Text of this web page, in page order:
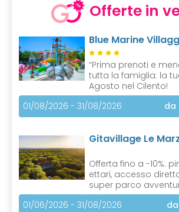
Offerte in
Blue Marine
“Prima prenoti e
tutta la famiglia: la
Agosto nel Cilento!
01/08/2026 - 31/08/2026
da
Gitavillage Le
Offerta fino a -10%:
ettari, accesso
super parco
01/06/2026 - 31/08/2026